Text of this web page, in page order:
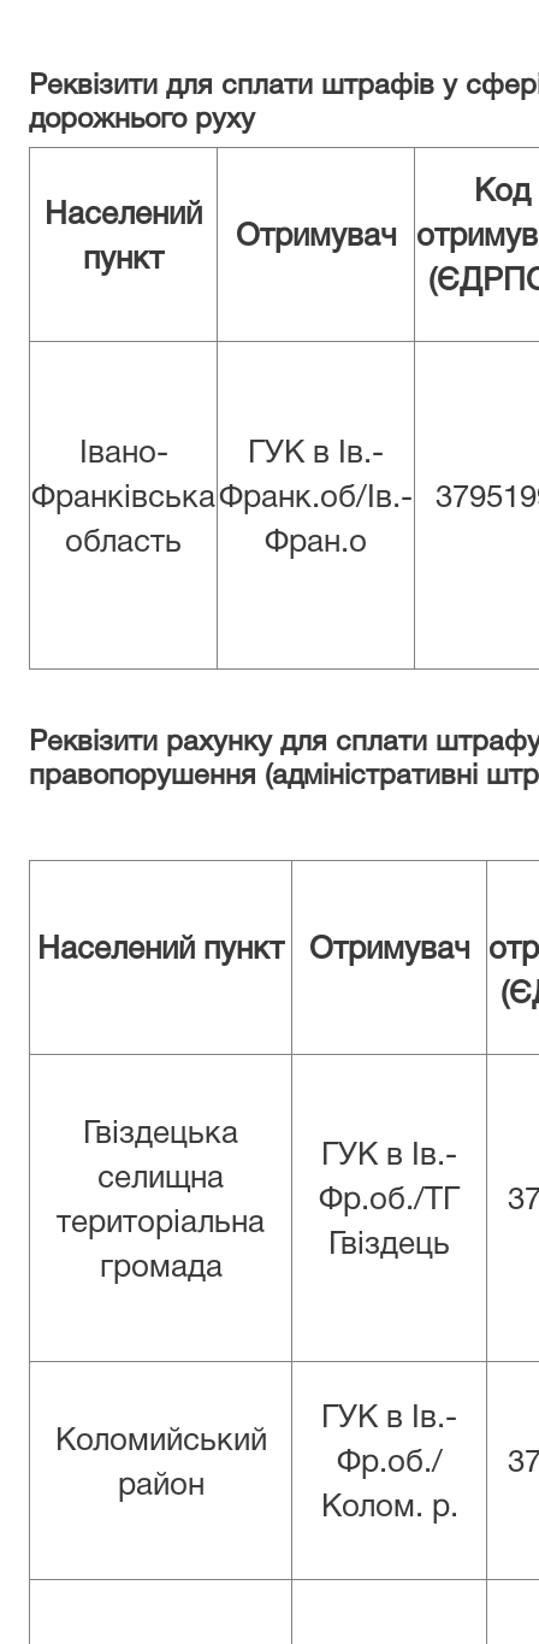
Реквізити для сплати штрафів у
дорожнього руху
Населений
пункт
Отримувач
Код
Івано-
Франківська
область
ГУК в Iв.-
Франк.об/Iв.-
Фран.о
Реквізити рахунку для сплати
правопорушення (адміністративні
Населений пункт Отримувач
Гвіздецька
селищна
територіальна
громада
ГУК в Iв.-
Фр.об./ТГ
Гвіздець
Коломийський
район
ГУК в Iв.-
Фр.об./
Колом. р.